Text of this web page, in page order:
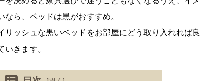
なら、ベッドは黒がおすすめ。
リッシュな黒いベッドをお部屋にどう取り入れれば
きます。